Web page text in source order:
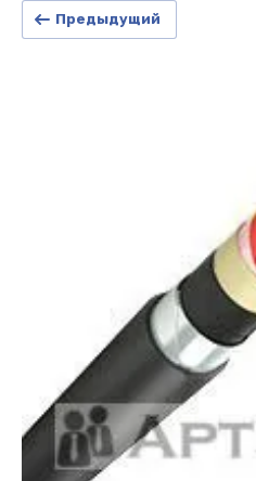
Предыдущий